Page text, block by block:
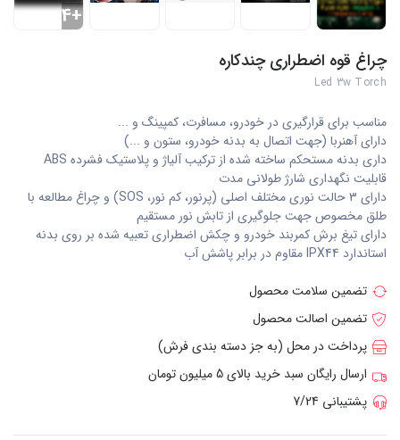
+4
چراغ قوه اضطراری چندکاره
Led 3w Torch
مناسب برای قرارگیری در خودرو، مسافرت، کمپینگ و ...
دارای آهنربا (جهت اتصال به بدنه خودرو، ستون و ...)
داری بدنه مستحکم ساخته شده از ترکیب آلیاژ و پلاستیک فشرده ABS
قابلیت نگهداری شارژ طولانی مدت
دارای 3 حالت نوری مختلف اصلی (پرنور، کم نور، SOS) و چراغ مطالعه با
طلق مخصوص جهت جلوگیری از تابش نور مستقیم
دارای تیغ برش کمربند خودرو و چکش اضطراری تعبیه شده بر روی بدنه
استاندارد IPX44 مقاوم در برابر پاشش آب
تضمین سلامت محصول
تضمین اصالت محصول
پرداخت در محل (به جز دسته بندی فرش)
ارسال رایگان سبد خرید بالای 5 میلیون تومان
پشتیبانی 7/24